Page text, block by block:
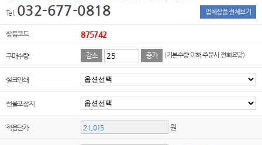
Tel. 032-677-0818 업체상품 전체보기
상품코드 875742
구매수량 감소 증가 (기본수량 이하 주문시 전화요망)
실크인쇄
선물포장지
적용단가 원